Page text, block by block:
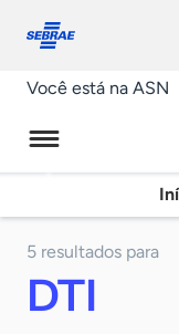
conosco
Você está na ASN
5 resultados para
DTI